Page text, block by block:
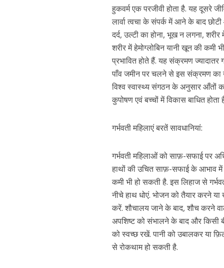
हुकवर्म एक परजीवी होता है. यह दूसरे
लार्वा त्वचा के संपर्क में आने के बाद
दर्द, उल्टी का होना, भूख न लगना,
शरीर में हेमोग्लोबिन यानी खून की कमी
प्रभावित होते हैं. यह संक्रमण
पाँव जमीन पर चलने से इस संक्रमण का
विश्व स्वास्थ्य संगठन के अनुसार आँतों
कुपोषण एवं बच्चों में विकास बाधित होता
गर्भवती महिलाएं बरतें सावधानियां:
गर्भवती महिलाओं को साफ़-सफाई पर
हाथों की उचित साफ़-सफाई के आभाव
कमी भी हो सकती है. इस लिहाज से
नीचे हाथ धोएं. भोजन को तैयार करने
करें. शौचालय जाने के बाद, शौच करने
अपशिष्ट को संभालने के बाद और किसी
को स्वच्छ रखें. पानी को उबालकर या
से रोकथाम हो सकती है.